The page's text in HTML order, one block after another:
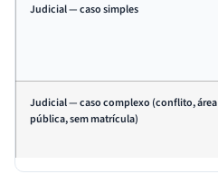
Judicial — caso simples
Judicial — caso complexo (conflito, área
pública, sem matrícula)